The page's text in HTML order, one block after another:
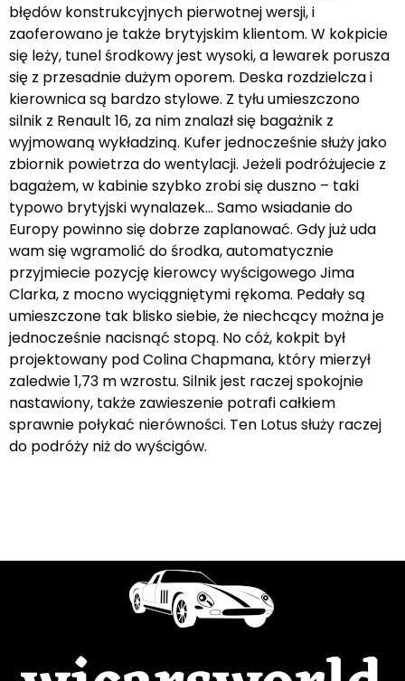
błędów konstrukcyjnych pierwotnej wersji, i
zaoferowano je także brytyjskim klientom. W kokpicie
się leży, tunel środkowy jest wysoki, a lewarek porusza
się z przesadnie dużym oporem. Deska rozdzielcza i
kierownica są bardzo stylowe. Z tyłu umieszczono
silnik z Renault 16, za nim znalazł się bagażnik z
wyjmowaną wykładziną. Kufer jednocześnie służy jako
zbiornik powietrza do wentylacji. Jeżeli podróżujecie z
bagażem, w kabinie szybko zrobi się duszno – taki
typowo brytyjski wynalazek… Samo wsiadanie do
Europy powinno się dobrze zaplanować. Gdy już uda
wam się wgramolić do środka, automatycznie
przyjmiecie pozycję kierowcy wyścigowego Jima
Clarka, z mocno wyciągniętymi rękoma. Pedały są
umieszczone tak blisko siebie, że niechcący można je
jednocześnie nacisnąć stopą. No cóż, kokpit był
projektowany pod Colina Chapmana, który mierzył
zaledwie 1,73 m wzrostu. Silnik jest raczej spokojnie
nastawiony, także zawieszenie potrafi całkiem
sprawnie połykać nierówności. Ten Lotus służy raczej
do podróży niż do wyścigów.